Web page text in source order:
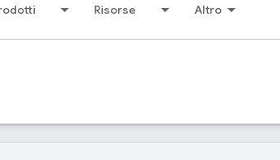
Risorse Altro